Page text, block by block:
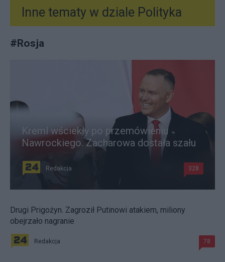
Inne tematy w dziale Polityka
#Rosja
Kreml wściekły po przemówieniu
Nawrockiego. Zacharowa dostała szału
Redakcja 328
Drugi Prigożyn. Zagroził Putinowi atakiem, miliony
obejrzało nagranie
Redakcja 78